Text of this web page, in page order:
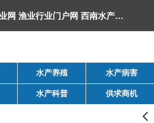
西南渔业网 水产养殖专业网 渔业行业门户网 ​西南水产网 丰祥渔业网 永川水花网，欢迎光临！
水产养殖 水产病害
水产科普 供求商机
󰊒